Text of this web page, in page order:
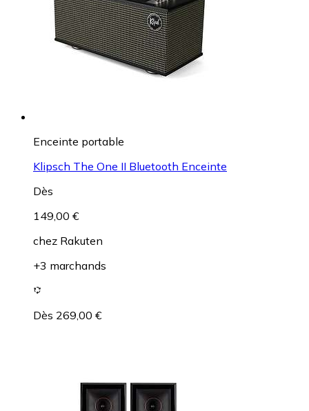
Enceinte portable
Klipsch The One II Bluetooth Enceinte
Dès
149,00 €
chez Rakuten
+3 marchands
Dès 269,00 €